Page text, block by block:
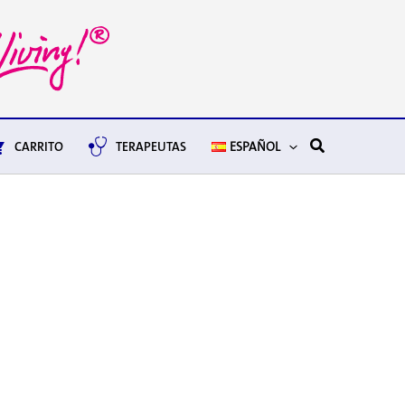
CARRITO TERAPEUTAS ESPAÑOL Buscar